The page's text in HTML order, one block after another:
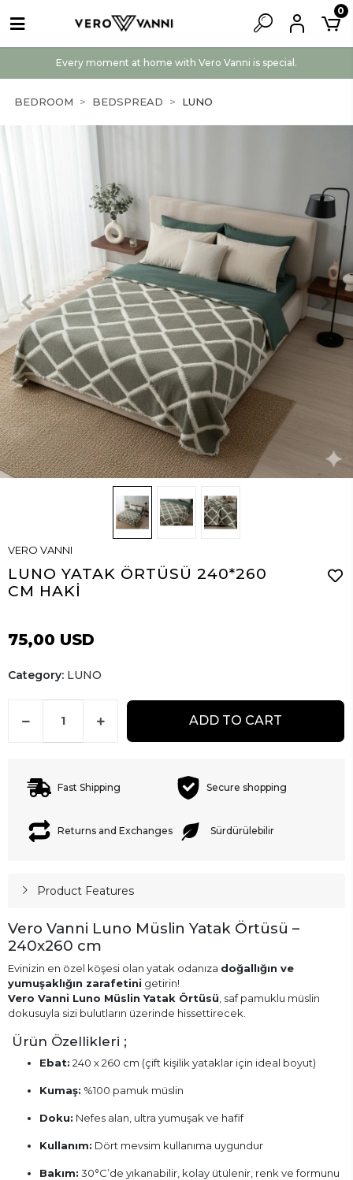
Every moment at home with Vero Vanni is special.
0
BEDROOM BEDSPREAD LUNO
VERO VANNI
LUNO YATAK ÖRTÜSÜ 240*260
CM HAKİ
75,00 USD
Category: LUNO
ADD TO CART
Fast Shipping Secure shopping
Returns and Exchanges Sürdürülebilir
Product Features
Vero Vanni Luno Müslin Yatak Örtüsü –
240x260 cm
Evinizin en özel köşesi olan yatak odanıza doğallığın ve
yumuşaklığın zarafetini getirin!
Vero Vanni Luno Müslin Yatak Örtüsü , saf pamuklu müslin
dokusuyla sizi bulutların üzerinde hissettirecek.
Ürün Özellikleri ;
Ebat: 240 x 260 cm (çift kişilik yataklar için ideal boyut)
Kumaş: %100 pamuk müslin
Doku: Nefes alan, ultra yumuşak ve hafif
Kullanım: Dört mevsim kullanıma uygundur
Bakım: 30°C’de yıkanabilir, kolay ütülenir, renk ve formunu